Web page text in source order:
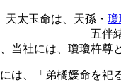
天太玉命は、天孫・ 瓊
五伴
当社には、瓊瓊杵尊と
は、「弟橘媛命を祀